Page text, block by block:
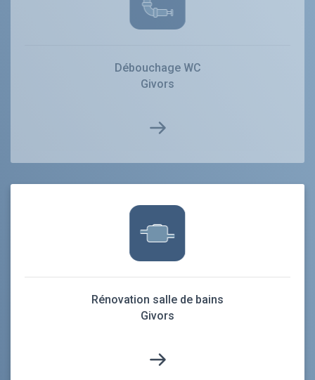
Débouchage WC
Givors
Rénovation salle de bains
Givors